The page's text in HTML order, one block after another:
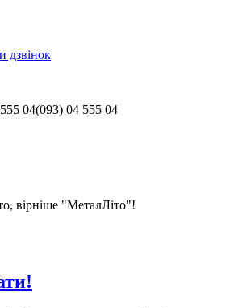
дзвінок
04(093) 04 555 04
вірніше "МеталЛіто"!